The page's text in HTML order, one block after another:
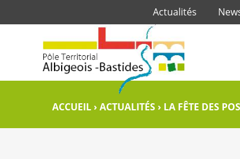
Actualités
ACCUEIL ›ACTUALITÉS › LA FÊTE DES